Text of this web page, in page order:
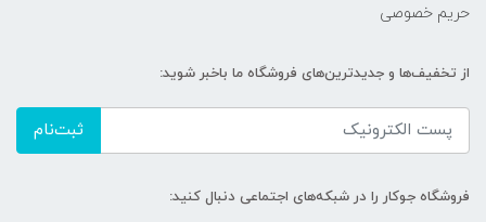
حریم خصوصی
از تخفیف‌ها و جدیدترین‌های فروشگاه ما باخبر شوید:
ثبت‌نام
فروشگاه جوکار را در شبکه‌های اجتماعی دنبال کنید: